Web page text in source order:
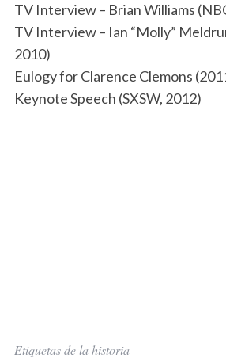
TV Interview – Brian Williams
TV Interview – Ian “Molly”
2010)
Eulogy for Clarence Clemons
Keynote Speech (SXSW, 2012)
Etiquetas de la historia